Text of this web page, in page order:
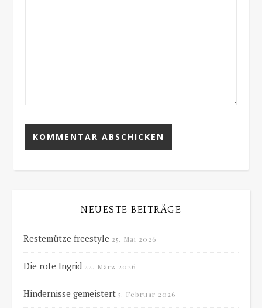
NEUESTE BEITRÄGE
Restemütze freestyle 25. Mai 2026
Die rote Ingrid 22. März 2026
Hindernisse gemeistert 5. Februar 2026